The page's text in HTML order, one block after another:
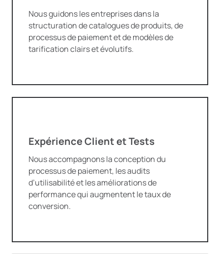
Nous guidons les entreprises dans la
structuration de catalogues de produits, de
processus de paiement et de modèles de
tarification clairs et évolutifs.
Expérience Client et Tests
Nous accompagnons la conception du
processus de paiement, les audits
d’utilisabilité et les améliorations de
performance qui augmentent le taux de
conversion.